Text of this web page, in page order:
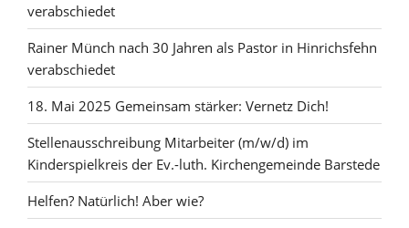
verabschiedet
Rainer Münch nach 30 Jahren als Pastor in Hinrichsfehn
verabschiedet
18. Mai 2025 Gemeinsam stärker: Vernetz Dich!
Stellenausschreibung Mitarbeiter (m/w/d) im
Kinderspielkreis der Ev.-luth. Kirchengemeinde Barstede
Helfen? Natürlich! Aber wie?